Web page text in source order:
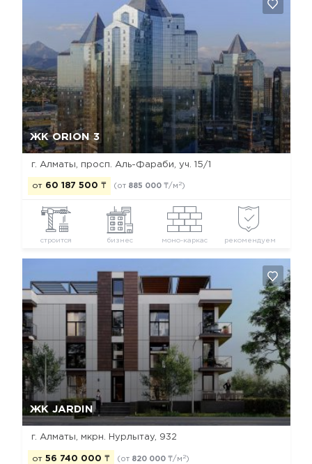
ЖК ORION 3
г. Алматы, просп. Аль-Фараби, уч. 15/1
от 60 187 500 ₸ (от 885 000 ₸/м 2)
строится бизнес моно-каркас рекомендуем
Отмена
ЖК JARDIN
г. Алматы, мкрн. Нурлытау, 932
от 56 740 000 ₸ (от 820 000 ₸/м 2)
Да, удалить Отмена